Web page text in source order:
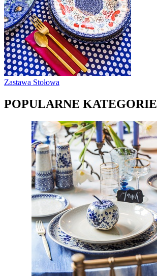
Zastawa Stołowa
POPULARNE KATEGORIE